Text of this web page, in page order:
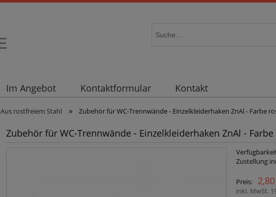
Im Angebot Kontaktformular Kontakt
Aus rostfreiem Stahl » Zubehör für WC-Trennwände - Einzelkleiderhaken ZnAl - Farbe
Zubehör für WC-Trennwände - Einzelkleiderhaken ZnAl -
Zustellung
Preis:
inkl. MwSt.